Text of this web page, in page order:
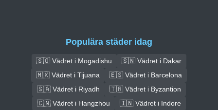
Populära städer idag
🇸🇴 Vädret i Mogadishu
🇸🇳 Vädret i Dakar
🇲🇽 Vädret i Tijuana
🇪🇸 Vädret i Barcelona
🇸🇦 Vädret i Riyadh
🇹🇷 Vädret i Byzantion
🇨🇳 Vädret i Hangzhou
🇮🇳 Vädret i Indore